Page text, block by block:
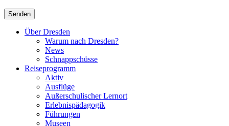
Senden
Über Dresden
Warum nach Dresden?
News
Schnappschüsse
Reiseprogramm
Aktiv
Ausflüge
Außerschulischer Lernort
Erlebnispädagogik
Führungen
Museen